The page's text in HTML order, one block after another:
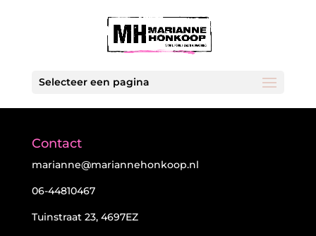
Selecteer een pagina
Contact
marianne@mariannehonkoop.nl
06-44810467
Tuinstraat 23, 4697EZ